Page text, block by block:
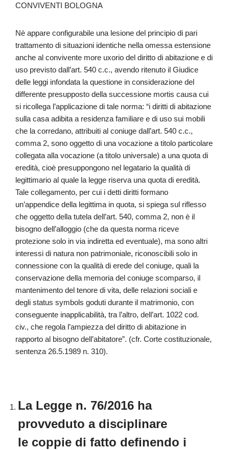
CONVIVENTI BOLOGNA
Nè appare configurabile una lesione del principio di pari
trattamento di situazioni identiche nella omessa estensione
anche al convivente more uxorio del diritto di abitazione e di
uso previsto dall’art. 540 c.c., avendo ritenuto il Giudice
delle leggi infondata la questione in considerazione del
differente presupposto della successione mortis causa cui
si ricollega l’applicazione di tale norma: “i diritti di abitazione
sulla casa adibita a residenza familiare e di uso sui mobili
che la corredano, attribuiti al coniuge dall’art. 540 c.c.,
comma 2, sono oggetto di una vocazione a titolo particolare
collegata alla vocazione (a titolo universale) a una quota di
eredità, cioè presuppongono nel legatario la qualità di
legittimario al quale la legge riserva una quota di eredità.
Tale collegamento, per cui i detti diritti formano
un’appendice della legittima in quota, si spiega sul riflesso
che oggetto della tutela dell’art. 540, comma 2, non è il
bisogno dell’alloggio (che da questa norma riceve
protezione solo in via indiretta ed eventuale), ma sono altri
interessi di natura non patrimoniale, riconoscibili solo in
connessione con la qualità di erede del coniuge, quali la
conservazione della memoria del coniuge scomparso, il
mantenimento del tenore di vita, delle relazioni sociali e
degli status symbols goduti durante il matrimonio, con
conseguente inapplicabilità, tra l’altro, dell’art. 1022 cod.
civ., che regola l’ampiezza del diritto di abitazione in
rapporto al bisogno dell’abitatore”. (cfr. Corte costituzionale,
sentenza 26.5.1989 n. 310).
La Legge n. 76/2016 ha
provveduto a disciplinare
le coppie di fatto definendo i